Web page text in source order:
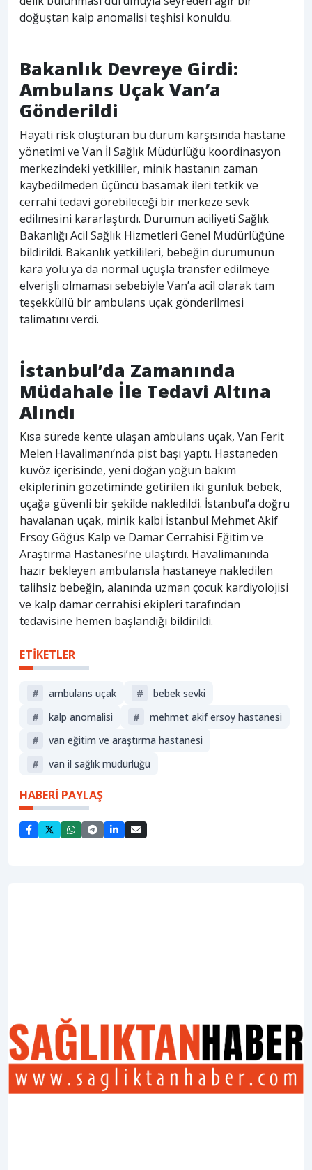
doğuştan kalp anomalisi teşhisi konuldu.
Bakanlık Devreye Girdi:
Ambulans Uçak Van’a
Gönderildi
Hayati risk oluşturan bu durum karşısında hastane
yönetimi ve Van İl Sağlık Müdürlüğü koordinasyon
merkezindeki yetkililer, minik hastanın zaman
kaybedilmeden üçüncü basamak ileri tetkik ve
cerrahi tedavi görebileceği bir merkeze sevk
edilmesini kararlaştırdı. Durumun aciliyeti Sağlık
Bakanlığı Acil Sağlık Hizmetleri Genel Müdürlüğüne
bildirildi. Bakanlık yetkilileri, bebeğin durumunun
kara yolu ya da normal uçuşla transfer edilmeye
elverişli olmaması sebebiyle Van’a acil olarak tam
teşekküllü bir ambulans uçak gönderilmesi
talimatını verdi.
İstanbul’da Zamanında
Müdahale İle Tedavi Altına
Alındı
Kısa sürede kente ulaşan ambulans uçak, Van Ferit
Melen Havalimanı’nda pist başı yaptı. Hastaneden
kuvöz içerisinde, yeni doğan yoğun bakım
ekiplerinin gözetiminde getirilen iki günlük bebek,
uçağa güvenli bir şekilde nakledildi. İstanbul’a doğru
havalanan uçak, minik kalbi İstanbul Mehmet Akif
Ersoy Göğüs Kalp ve Damar Cerrahisi Eğitim ve
Araştırma Hastanesi’ne ulaştırdı. Havalimanında
hazır bekleyen ambulansla hastaneye nakledilen
talihsiz bebeğin, alanında uzman çocuk kardiyolojisi
ve kalp damar cerrahisi ekipleri tarafından
tedavisine hemen başlandığı bildirildi.
ETİKETLER
# ambulans uçak #
bebek sevki
#
kalp anomalisi #
mehmet akif ersoy hastanesi
#
van eğitim ve araştırma hastanesi
#
van il sağlık müdürlüğü
HABERİ PAYLAŞ